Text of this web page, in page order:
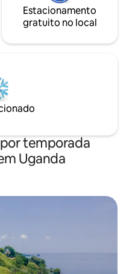
Estacionamento
gratuito no local
temporada
Uganda